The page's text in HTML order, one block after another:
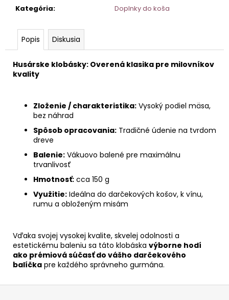
Kategória: Doplnky do koša
Popis Diskusia
Husárske klobásky: Overená klasika pre milovníkov
kvality
Zloženie / charakteristika: Vysoký podiel mäsa,
bez náhrad
Spôsob opracovania: Tradičné údenie na tvrdom
dreve
Balenie: Vákuovo balené pre maximálnu
trvanlivosť
Hmotnosť: cca 150 g
Využitie: Ideálna do darčekových košov, k vínu,
rumu a obloženým misám
Vďaka svojej vysokej kvalite, skvelej odolnosti a
estetickému baleniu sa táto klobáska výborne hodí
ako prémiová súčasť do vášho darčekového
balíčka pre každého správneho gurmána.
Z